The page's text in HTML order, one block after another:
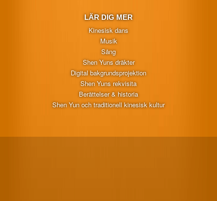
LÄR DIG MER
Kinesisk dans
Musik
Sång
Shen Yuns dräkter
Digital bakgrundsprojektion
Shen Yuns rekvisita
Berättelser & historia
Shen Yun och traditionell kinesisk kultur